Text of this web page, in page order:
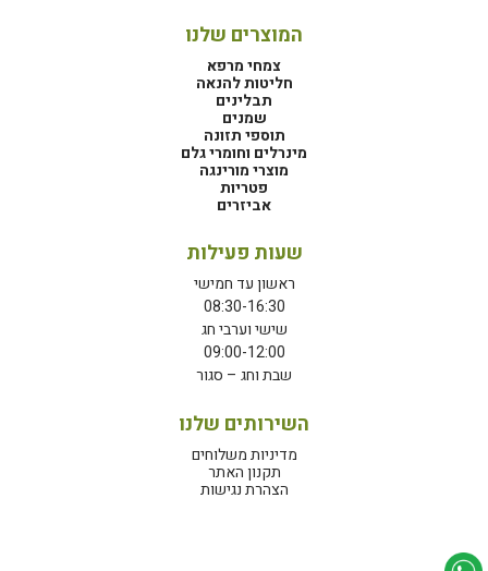
המוצרים שלנו
צמחי מרפא
חליטות להנאה
תבלינים
שמנים
תוספי תזונה
מינרלים וחומרי גלם
מוצרי מורינגה
פטריות
אביזרים
שעות פעילות
ראשון עד חמישי
08:30-16:30
שישי וערבי חג
09:00-12:00
שבת וחג – סגור
השירותים שלנו
מדיניות משלוחים
תקנון האתר
הצהרת נגישות